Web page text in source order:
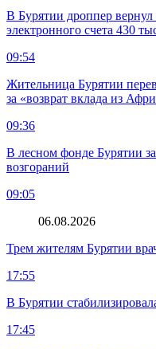
В Бурятии дроппер
электронного счета 430
09:54
Жительница Бурятии
за «возврат вклада из
09:36
В лесном фонде Бурятии
возгораний
09:05
06.08.2026
Трем жителям Бурятии
17:55
В Бурятии
17:45